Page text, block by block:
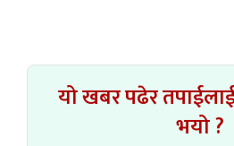
यो खबर पढेर
भयो ?